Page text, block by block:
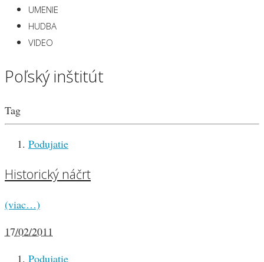
UMENIE
HUDBA
VIDEO
Poľský inštitút
Tag
Podujatie
Historický náčrt
(viac…)
17/02/2011
Podujatie